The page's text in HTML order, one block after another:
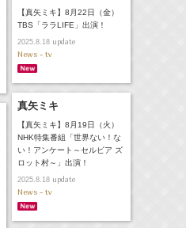
【真矢ミキ】8月22日（金）
TBS「ララLIFE」出演！
2025.8.18update
News - tv
真矢ミキ
【真矢ミキ】8月19日（火）
NHK特集番組「世界ない！な
い！アンケート～セルビア ズ
ロット村～」出演！
2025.8.18update
News - tv